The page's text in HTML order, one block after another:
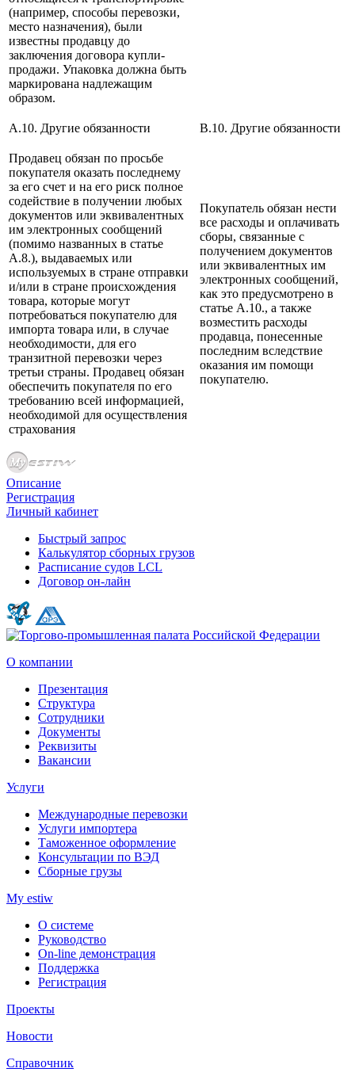
(например, способы перевозки,
место назначения), были
известны продавцу до
заключения договора купли-
продажи. Упаковка должна быть
маркирована надлежащим
образом.
A.10. Другие обязанности B.10. Другие обязанности
Продавец обязан по просьбе
покупателя оказать последнему
за его счет и на его риск полное
содействие в получении любых
документов или эквивалентных
им электронных сообщений
(помимо названных в статье
А.8.), выдаваемых или
используемых в стране отправки
и/или в стране происхождения
товара, которые могут
потребоваться покупателю для
импорта товара или, в случае
необходимости, для его
транзитной перевозки через
третьи страны. Продавец обязан
обеспечить покупателя по его
требованию всей информацией,
необходимой для осуществления
страхования
Покупатель обязан нести
все расходы и оплачивать
сборы, связанные с
получением документов
или эквивалентных им
электронных сообщений,
как это предусмотрено в
статье А.10., а также
возместить расходы
продавца, понесенные
последним вследствие
оказания им помощи
покупателю.
Описание
Регистрация
Личный кабинет
Быстрый запрос
Калькулятор сборных грузов
Расписание судов LCL
Договор он-лайн
О компании
Презентация
Структура
Сотрудники
Документы
Реквизиты
Вакансии
Услуги
Международные перевозки
Услуги импортера
Таможенное оформление
Консультации по ВЭД
Сборные грузы
My estiw
О системе
Руководство
On-line демонстрация
Поддержка
Регистрация
Проекты
Новости
Справочник